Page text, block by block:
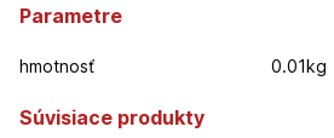
Parametre
hmotnosť 0.01kg
Súvisiace produkty